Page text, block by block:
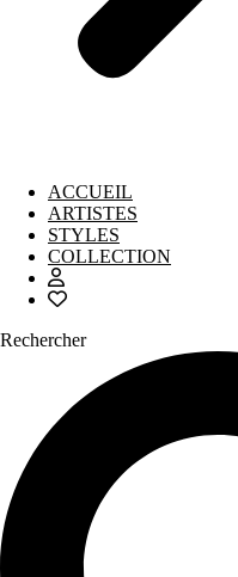
ACCUEIL
ARTISTES
STYLES
COLLECTION
Rechercher